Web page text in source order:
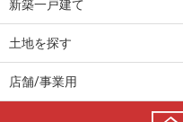
新築一戸建て
土地を探す
店舗/事業用